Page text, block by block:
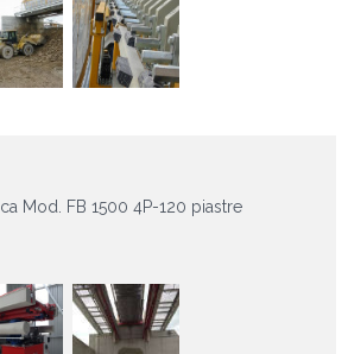
Mod. FB 1500 4P-120 piastre